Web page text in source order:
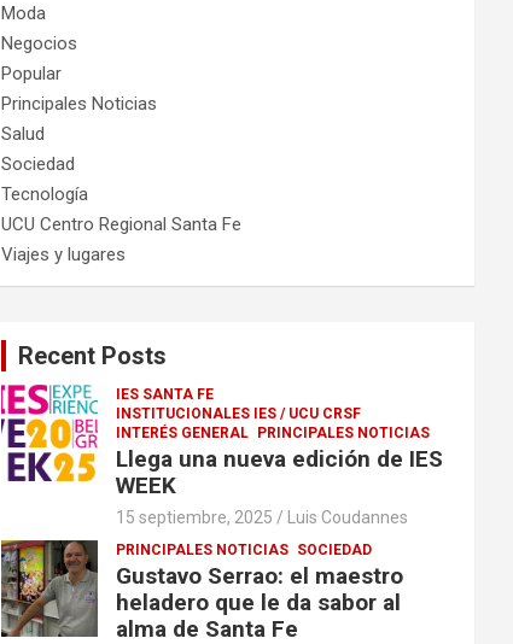
Moda
Negocios
Popular
Principales Noticias
Salud
Sociedad
Tecnología
UCU Centro Regional Santa Fe
Viajes y lugares
Recent Posts
IES SANTA FE
INSTITUCIONALES IES / UCU CRSF
INTERÉS GENERAL PRINCIPALES NOTICIAS
Llega una nueva edición de IES
WEEK
15 septiembre, 2025 Luis Coudannes
PRINCIPALES NOTICIAS SOCIEDAD
Gustavo Serrao: el maestro
heladero que le da sabor al
alma de Santa Fe